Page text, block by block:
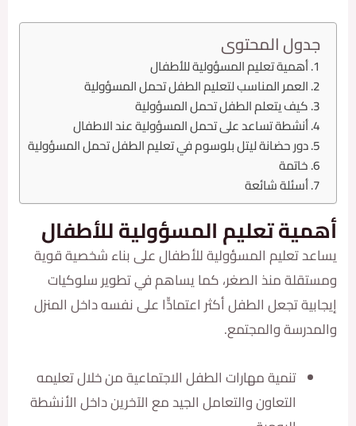
المحتوى
أهمية تعليم المسؤولية للأطفال
العمر المناسب لتعليم الطفل تحمل المسؤولية
كيف يتعلم الطفل تحمل المسؤولية
أنشطة تساعد على تحمل المسؤولية عند الاطفال
دور حضانة ليتل بلوسوم في تعليم الطفل تحمل المسؤولية
أسئلة شائعة
تعليم المسؤولية للأطفال
تعليم المسؤولية للأطفال على بناء شخصية قوية
منذ الصغر، كما يساهم في تطوير سلوكيات
تجعل الطفل أكثر اعتمادّّا على نفسه داخل المنزل
والمجتمع.
تنمية مهارات الطفل الاجتماعية من خلال تعليمه
التعاون والتعامل الجيد مع الآخرين داخل الأنشطة